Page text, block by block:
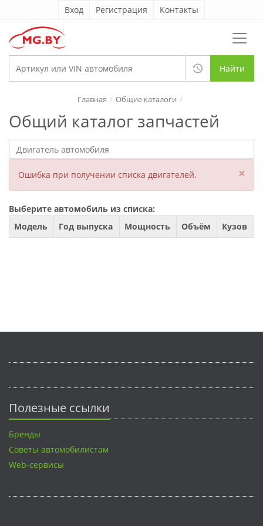
Вход Регистрация Контакты
Найти
Общий каталог запчастей
Главная Общие каталоги
Ошибка при получении списка двигателей. ×
Выберите автомобиль из списка:
Модель
Год выпуска Мощность Объём Кузов
Полезные ссылки
Бренды
Советы автомобилистам
Web-сервисы